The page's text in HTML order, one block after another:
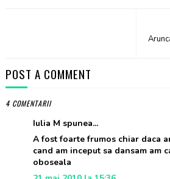
POST A COMMENT
4 COMENTARII
Iulia M spunea...
A fost foarte frumos chiar daca
cand am inceput sa dansam am
oboseala